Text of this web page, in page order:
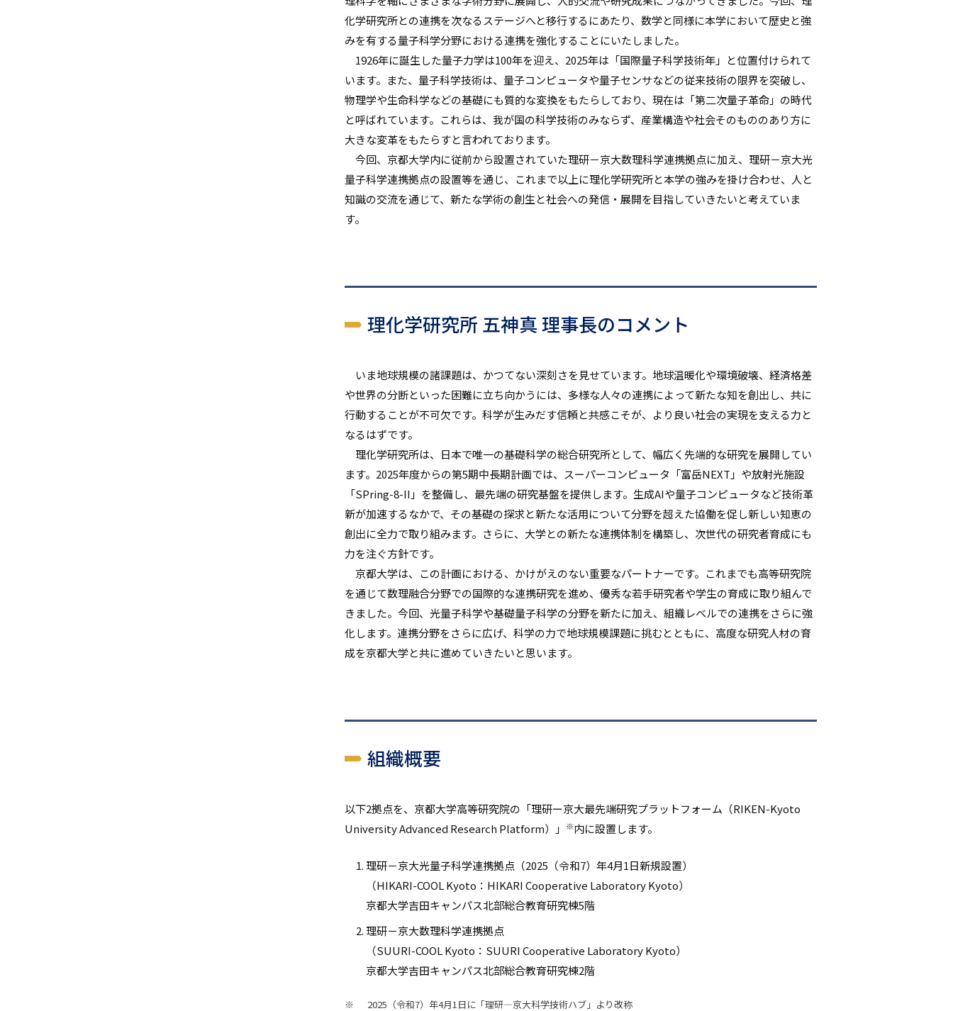
化学研究所との連携を次なるステージへと移行するにあたり、数学と同様に本学において歴史と強
みを有する量子科学分野における連携を強化することにいたしました。
1926年に誕生した量子力学は100年を迎え、2025年は「国際量子科学技術年」と位置付けられて
います。また、量子科学技術は、量子コンピュータや量子センサなどの従来技術の限界を突破し、
物理学や生命科学などの基礎にも質的な変換をもたらしており、現在は「第二次量子革命」の時代
と呼ばれています。これらは、我が国の科学技術のみならず、産業構造や社会そのもののあり方に
大きな変革をもたらすと言われております。
今回、京都大学内に従前から設置されていた理研－京大数理科学連携拠点に加え、理研－京大光
量子科学連携拠点の設置等を通じ、これまで以上に理化学研究所と本学の強みを掛け合わせ、人と
知識の交流を通じて、新たな学術の創生と社会への発信・展開を目指していきたいと考えていま
す。
理化学研究所 五神真 理事長のコメント
いま地球規模の諸課題は、かつてない深刻さを見せています。地球温暖化や環境破壊、経済格差
や世界の分断といった困難に立ち向かうには、多様な人々の連携によって新たな知を創出し、共に
行動することが不可欠です。科学が生みだす信頼と共感こそが、より良い社会の実現を支える力と
なるはずです。
理化学研究所は、日本で唯一の基礎科学の総合研究所として、幅広く先端的な研究を展開してい
ます。2025年度からの第5期中長期計画では、スーパーコンピュータ「富岳NEXT」や放射光施設
「SPring-8-II」を整備し、最先端の研究基盤を提供します。生成AIや量子コンピュータなど技術革
新が加速するなかで、その基礎の探求と新たな活用について分野を超えた協働を促し新しい知恵の
創出に全力で取り組みます。さらに、大学との新たな連携体制を構築し、次世代の研究者育成にも
力を注ぐ方針です。
京都大学は、この計画における、かけがえのない重要なパートナーです。これまでも高等研究院
を通じて数理融合分野での国際的な連携研究を進め、優秀な若手研究者や学生の育成に取り組んで
きました。今回、光量子科学や基礎量子科学の分野を新たに加え、組織レベルでの連携をさらに強
化します。連携分野をさらに広げ、科学の力で地球規模課題に挑むとともに、高度な研究人材の育
成を京都大学と共に進めていきたいと思います。
組織概要
以下2拠点を、京都大学高等研究院の「理研ー京大最先端研究プラットフォーム（RIKEN-Kyoto
University Advanced Research Platform）」
※内に設置します。
理研－京大光量子科学連携拠点（2025（令和7）年4月1日新規設置）
（HIKARI-COOL Kyoto：HIKARI Cooperative Laboratory Kyoto）
京都大学吉田キャンパス北部総合教育研究棟5階
理研－京大数理科学連携拠点
（SUURI-COOL Kyoto：SUURI Cooperative Laboratory Kyoto）
京都大学吉田キャンパス北部総合教育研究棟2階
2025（令和7）年4月1日に「理研―京大科学技術ハブ」より改称